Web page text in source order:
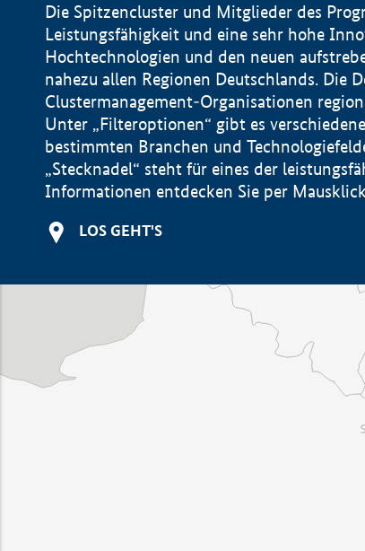
Die Spitzencluster und Mitglieder des
Leistungsfähigkeit und eine sehr hohe
Hochtechnologien und den neuen
nahezu allen Regionen Deutschlands.
Clustermanagement-Organisationen
Unter „Filteroptionen“ gibt es
bestimmten Branchen und
„Stecknadel“ steht für eines der
Informationen entdecken Sie per
LOS GEHT'S